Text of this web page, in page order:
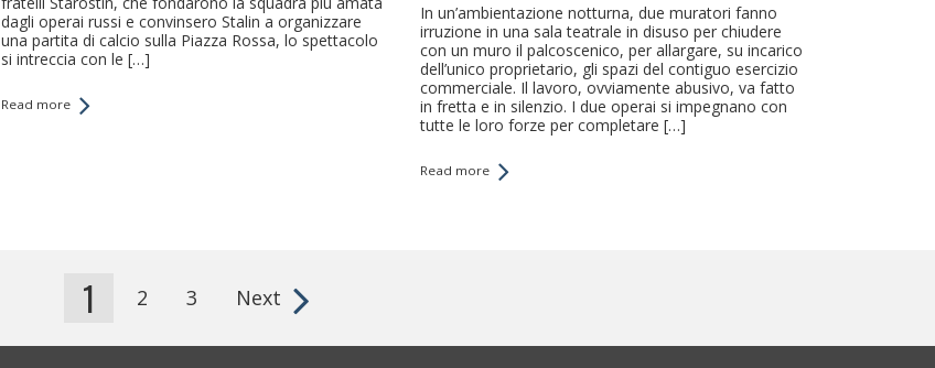
dagli operai russi e convinsero Stalin a organizzare
una partita di calcio sulla Piazza Rossa, lo spettacolo
si intreccia con le […]
Read more
In un’ambientazione notturna, due muratori fanno
irruzione in una sala teatrale in disuso per chiudere
con un muro il palcoscenico, per allargare, su incarico
dell’unico proprietario, gli spazi del contiguo esercizio
commerciale. Il lavoro, ovviamente abusivo, va fatto
in fretta e in silenzio. I due operai si impegnano con
tutte le loro forze per completare […]
Read more
1 2 3 Next